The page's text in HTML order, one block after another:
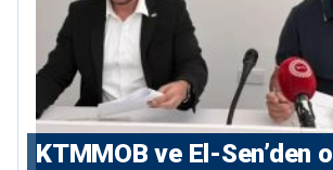
KTMMOB ve El-Sen’den